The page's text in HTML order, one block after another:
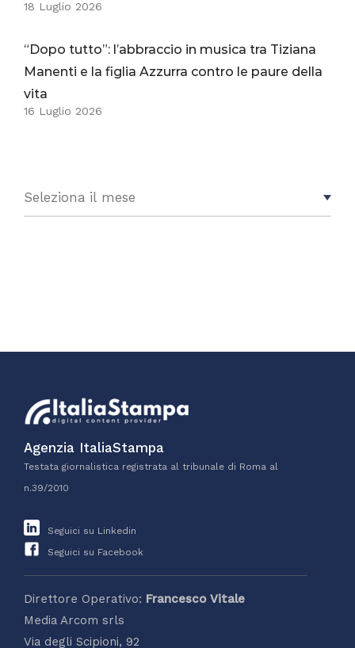
18 Luglio 2026
“Dopo tutto”: l’abbraccio in musica tra Tiziana
Manenti e la figlia Azzurra contro le paure della
vita
16 Luglio 2026
Agenzia ItaliaStampa
Testata giornalistica registrata al tribunale di Roma al
n.39/2010
Seguici su Linkedin
Seguici su Facebook
Direttore Operativo: Francesco Vitale
Media Arcom srls
Via degli Scipioni, 92